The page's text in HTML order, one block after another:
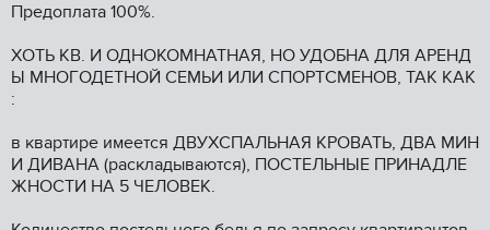
Предоплата 100%.
ХОТЬ КВ. И ОДНОКОМНАТНАЯ, НО УДОБНА ДЛЯ АРЕНД
Ы МНОГОДЕТНОЙ СЕМЬИ ИЛИ СПОРТСМЕНОВ, ТАК КАК
:
в квартире имеется ДВУХСПАЛЬНАЯ КРОВАТЬ, ДВА МИН
И ДИВАНА (раскладываются), ПОСТЕЛЬНЫЕ ПРИНАДЛЕ
ЖНОСТИ НА 5 ЧЕЛОВЕК.